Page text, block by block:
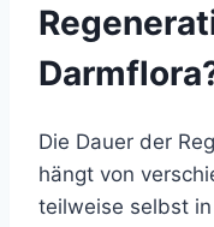
Die Dauer der
hängt von
teilweise selbst